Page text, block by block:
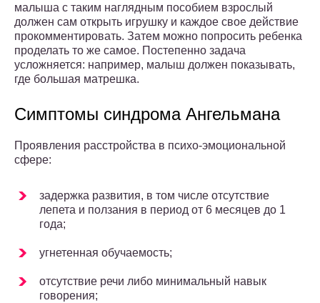
малыша с таким наглядным пособием взрослый
должен сам открыть игрушку и каждое свое действие
прокомментировать. Затем можно попросить ребенка
проделать то же самое. Постепенно задача
усложняется: например, малыш должен показывать,
где большая матрешка.
Симптомы синдрома Ангельмана
Проявления расстройства в психо-эмоциональной
сфере:
задержка развития, в том числе отсутствие
лепета и ползания в период от 6 месяцев до 1
года;
угнетенная обучаемость;
отсутствие речи либо минимальный навык
говорения;